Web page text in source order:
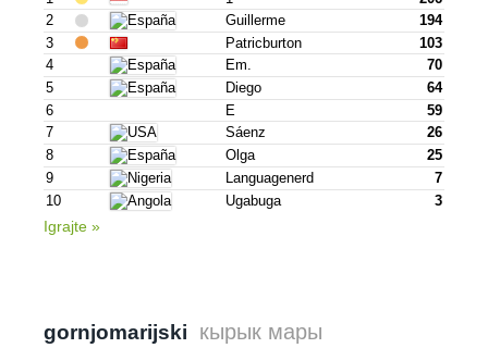
2
Guillerme
194
3
Patricburton
103
4
Em.
70
5
Diego
64
6
E
59
7
Sáenz
26
8
Olga
25
9
Languagenerd
7
10
Ugabuga 3
Igrajte »
gornjomarijski кырык мары